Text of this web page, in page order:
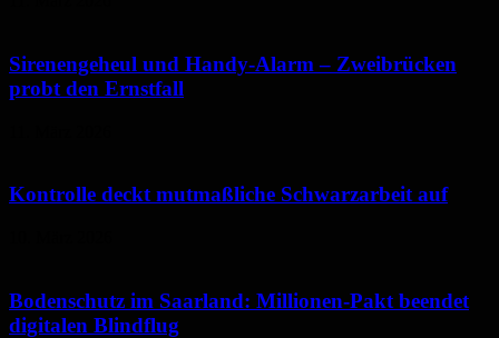
Sirenengeheul und Handy-Alarm – Zweibrücken
probt den Ernstfall
Kontrolle deckt mutmaßliche Schwarzarbeit auf
Bodenschutz im Saarland: Millionen-Pakt beendet
digitalen Blindflug